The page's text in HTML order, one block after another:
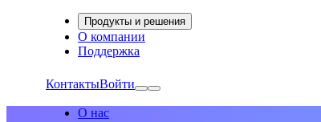
Продукты и решения
О компании
Поддержка
КонтактыВойти
О нас